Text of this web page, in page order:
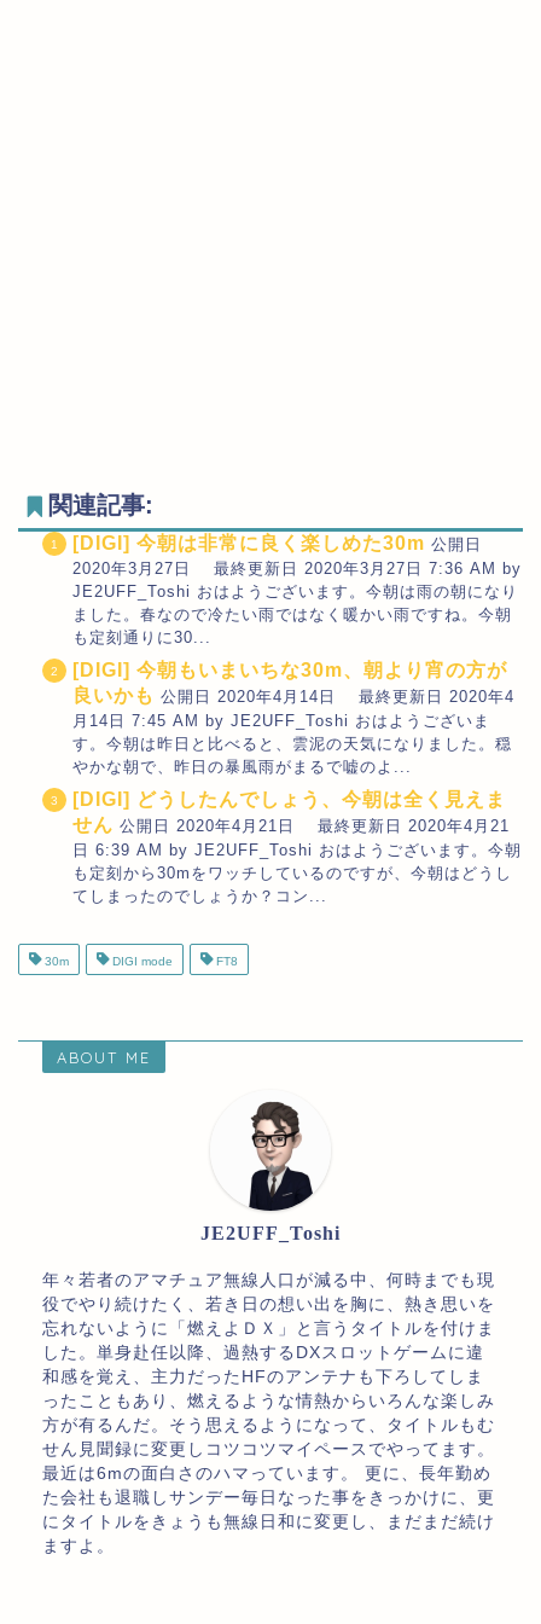
関連記事:
[DIGI] 今朝は非常に良く楽しめた30m 公開日
2020年3月27日 最終更新日 2020年3月27日 7:36 AM by
JE2UFF_Toshi おはようございます。今朝は雨の朝になり
ました。春なので冷たい雨ではなく暖かい雨ですね。今朝
も定刻通りに30...
[DIGI] 今朝もいまいちな30m、朝より宵の方が
良いかも 公開日 2020年4月14日 最終更新日 2020年4
月14日 7:45 AM by JE2UFF_Toshi おはようございま
す。今朝は昨日と比べると、雲泥の天気になりました。穏
やかな朝で、昨日の暴風雨がまるで嘘のよ...
[DIGI] どうしたんでしょう、今朝は全く見えま
せん 公開日 2020年4月21日 最終更新日 2020年4月21
日 6:39 AM by JE2UFF_Toshi おはようございます。今朝
も定刻から30mをワッチしているのですが、今朝はどうし
てしまったのでしょうか？コン...
30m DIGI mode FT8
ABOUT ME
JE2UFF_Toshi
年々若者のアマチュア無線人口が減る中、何時までも現
役でやり続けたく、若き日の想い出を胸に、熱き思いを
忘れないように「燃えよＤＸ」と言うタイトルを付けま
した。単身赴任以降、過熱するDXスロットゲームに違
和感を覚え、主力だったHFのアンテナも下ろしてしま
ったこともあり、燃えるような情熱からいろんな楽しみ
方が有るんだ。そう思えるようになって、タイトルもむ
せん見聞録に変更しコツコツマイペースでやってます。
最近は6mの面白さのハマっています。 更に、長年勤め
た会社も退職しサンデー毎日なった事をきっかけに、更
にタイトルをきょうも無線日和に変更し、まだまだ続け
ますよ。